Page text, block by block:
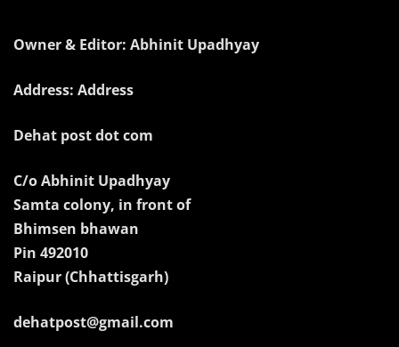
Owner & Editor: Abhinit Upadhyay
Address: Address
Dehat post dot com
C/o Abhinit Upadhyay
Samta colony, in front of
Bhimsen bhawan
Pin 492010
Raipur (Chhattisgarh)
dehatpost@gmail.com